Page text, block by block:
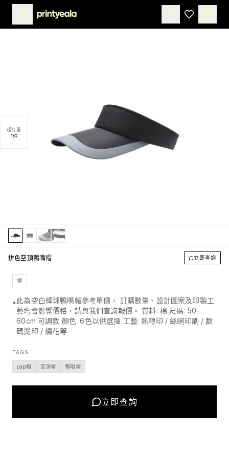
起訂量
1件
拼色空頂鴨嘴帽 立即查詢
帽
•此為空白棒球鴨嘴帽參考單價。 訂購數量、設計圖案及印製工
藝均會影響價格，請與我們查詢報價。 質料: 棉 尺碼: 50-
60cm 可調教 顏色: 6色以供選擇 工藝: 熱轉印 / 絲網印刷 / 數
碼燙印 / 繡花等
TAGS
cap帽 空頂帽 鴨咀帽
立即查詢